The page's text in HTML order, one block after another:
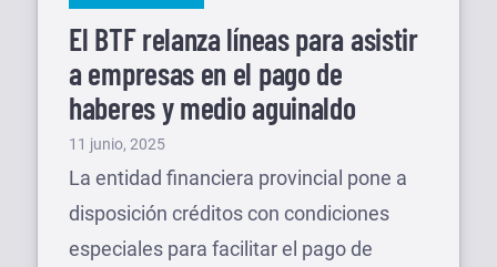
El BTF relanza líneas para asistir
a empresas en el pago de
haberes y medio aguinaldo
Publicado
el
11 junio, 2025
La entidad financiera provincial pone a
disposición créditos con condiciones
especiales para facilitar el pago de